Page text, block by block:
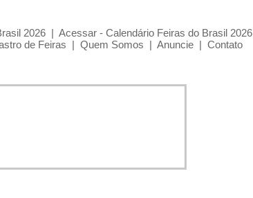
2026 | Acessar - Calendário Feiras do Brasil 2026
de Feiras | Quem Somos | Anuncie | Contato